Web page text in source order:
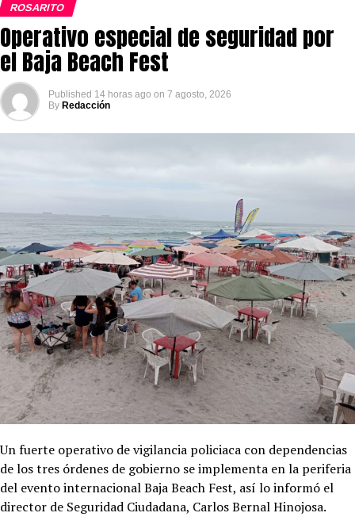
ROSARITO
Operativo especial de seguridad por
el Baja Beach Fest
Published 14 horas ago on 7 agosto, 2026
By Redacción
Un fuerte operativo de vigilancia policiaca con dependencias
de los tres órdenes de gobierno se implementa en la periferia
del evento internacional Baja Beach Fest, así lo informó el
director de Seguridad Ciudadana, Carlos Bernal Hinojosa.